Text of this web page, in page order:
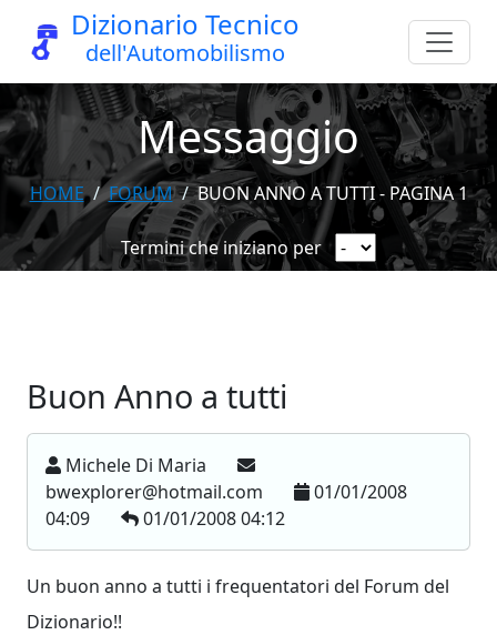
Dizionario Tecnico
dell'Automobilismo
Messaggio
HOME FORUM BUON ANNO A TUTTI - PAGINA 1
Termini che iniziano per
Buon Anno a tutti
Michele Di Maria
bwexplorer@hotmail.com
01/01/2008
04:09
01/01/2008 04:12
Un buon anno a tutti i frequentatori del Forum del
Dizionario!!